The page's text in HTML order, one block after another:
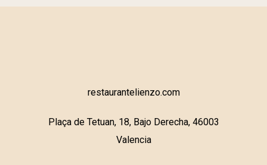
restaurantelienzo.com
Plaça de Tetuan, 18, Bajo Derecha, 46003
Valencia